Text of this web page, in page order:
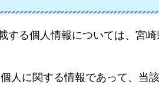
する個人情報については、宮
人に関する情報であって、当